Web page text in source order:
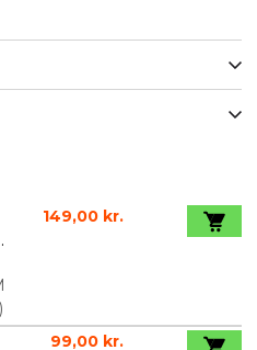
)
149,00 kr.
99,00 kr.